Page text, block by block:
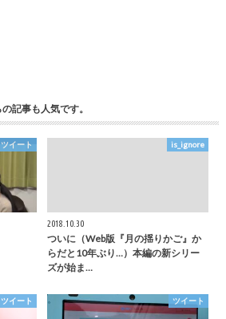
記事も人気です。
ツイート is_ignore
2018.10.30
ついに（Web版『月の揺りかご』か
らだと10年ぶり…）本編の新シリー
ズが始ま…
ツイート ツイート